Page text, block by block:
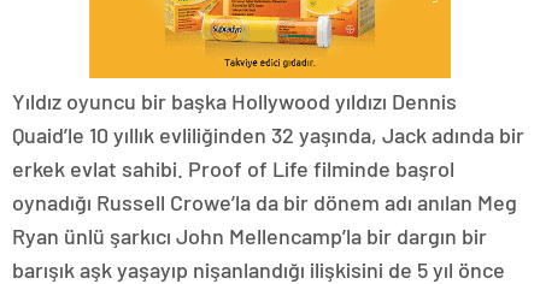
Yıldız oyuncu bir başka Hollywood yıldızı Dennis
Quaid’le 10 yıllık evliliğinden 32 yaşında, Jack adında bir
erkek evlat sahibi. Proof of Life filminde başrol
oynadığı Russell Crowe’la da bir dönem adı anılan Meg
Ryan ünlü şarkıcı John Mellencamp’la bir dargın bir
barışık aşk yaşayıp nişanlandığı ilişkisini de 5 yıl önce